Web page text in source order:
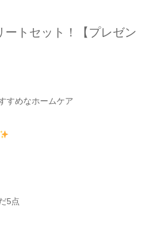
トセット！
【プレゼン
すめなホームケア
5点